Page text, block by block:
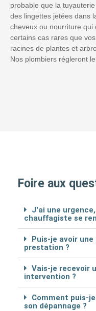
probable que la
des lingettes jetées dans
cheveux ou nourriture qui
certains cas rares que
racines de plantes et
Nos plombiers régleront
Foire aux
J'ai une
chauffagiste se
Puis-je avoir
prestation ?
Vais-je recevoir
intervention ?
Comment puis-
son dépannage ?